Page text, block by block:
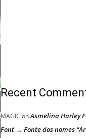
Recent
MAGIC onAsmelina Harley
Font → Fonte dos nomes